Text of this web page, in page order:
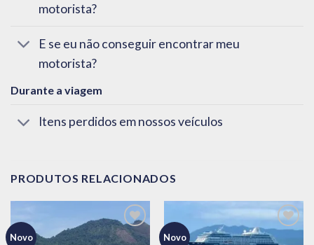
motorista?
E se eu não conseguir encontrar meu
motorista?
Durante a viagem
Itens perdidos em nossos veículos
PRODUTOS RELACIONADOS
Novo Novo